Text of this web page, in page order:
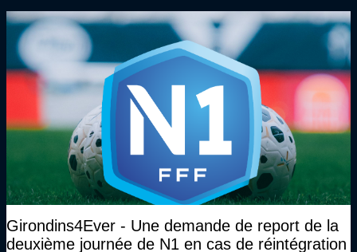
Girondins4Ever - Une demande de report de la
deuxième journée de N1 en cas de réintégration